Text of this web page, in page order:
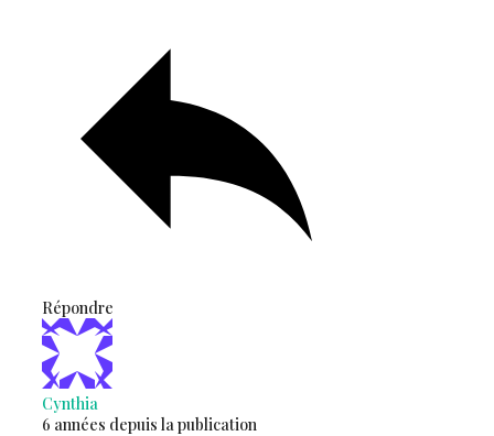
Répondre
Cynthia
6 années depuis la publication